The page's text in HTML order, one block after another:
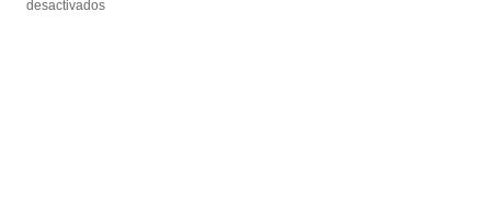
desactivadosen
desactivadosen